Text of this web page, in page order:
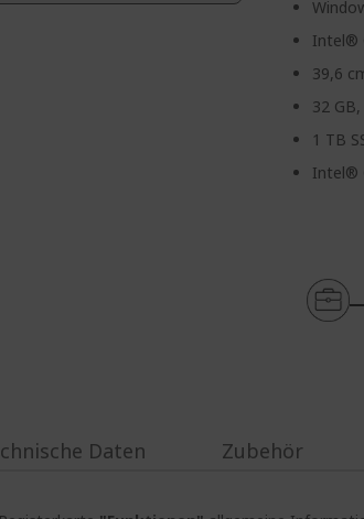
Intel®
39,6
32
1 TB
Intel®
Daten Zubehör